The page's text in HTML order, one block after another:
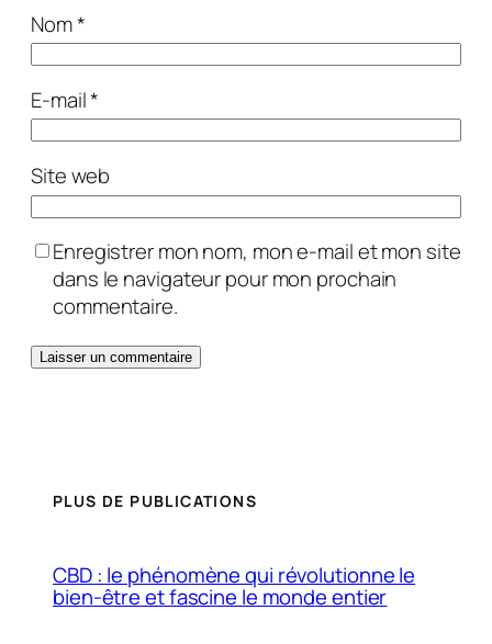
Nom*
E-mail*
Site web
Enregistrer mon nom, mon e-mail et mon site
dans le navigateur pour mon prochain
commentaire.
PLUS DE PUBLICATIONS
CBD : le phénomène qui révolutionne le
bien-être et fascine le monde entier